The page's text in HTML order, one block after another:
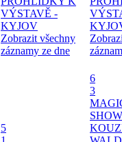
VÝSTAVĚ -
KYJOV
Zobrazit všechny
záznamy ze dne
5
6
3